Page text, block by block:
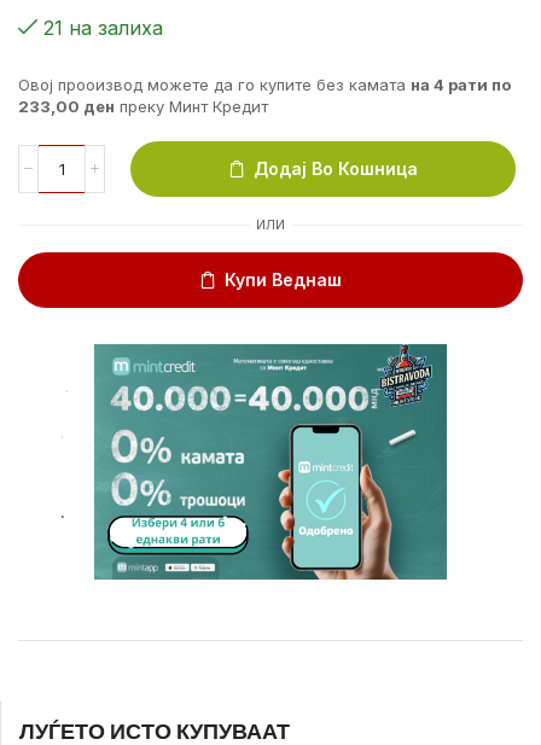
21 на залиха
Овој прооизвод можете да го купите без камата на 4 рати по
233,00 ден преку Минт Кредит
Додај Во Кошница
ИЛИ
Купи Веднаш
.
.
.
ЛУЃЕТО ИСТО КУПУВААТ